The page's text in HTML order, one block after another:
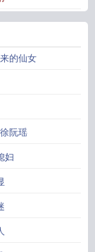
的仙女
阮瑶
妇